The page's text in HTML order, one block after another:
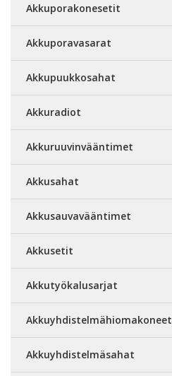
Akkuporakonesetit
Akkuporavasarat
Akkupuukkosahat
Akkuradiot
Akkuruuvinvääntimet
Akkusahat
Akkusauvavääntimet
Akkusetit
Akkutyökalusarjat
Akkuyhdistelmähiomakoneet
Akkuyhdistelmäsahat